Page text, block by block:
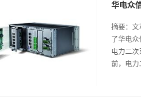
华电众
摘要：文
了华电
电力二
前，电力